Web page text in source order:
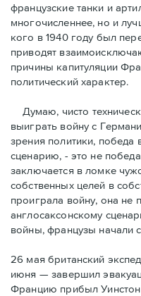
французские танки и
многочисленнее, но и
кого в 1940 году был
приводят
причины капитуляции
политический характер.
Думаю, чисто
выиграть войну с
зрения политики,
сценарию, - это не
заключается в ломке
собственных целей в
проиграла войну, она не
англосаксонскому
войны, французы начали
26 мая британский
июня — завершил
Францию прибыл